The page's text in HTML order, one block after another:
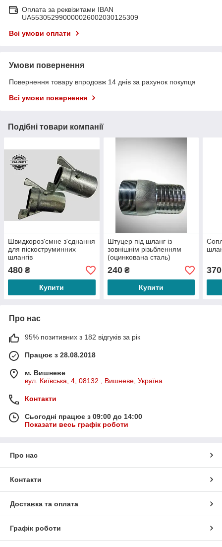
Оплата за реквізитами IBAN
UA553052990000026002030125309
Всі умови оплати
Умови повернення
Повернення товару впродовж 14 днів за рахунок покупця
Всі умови повернення
Подібні товари компанії
Швидкороз'ємне з'єднання
для піскоструминних
шлангів
480 ₴
Купити
Штуцер під шланг із
зовнішнім різьбленням
(оцинкована сталь)
240₴
Купити
370
Про нас
95% позитивних з 182 відгуків за рік
Працює з 28.08.2018
м. Вишневе
вул. Київська, 4, 08132 , Вишневе, Україна
Контакти
Сьогодні працює з 09:00 до 14:00
Показати весь графік роботи
Про нас
Контакти
Доставка та оплата
Графік роботи